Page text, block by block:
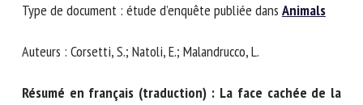
Type de document : étude d’enquête publiée dans Animals
Auteurs : Corsetti, S.; Natoli, E.; Malandrucco, L.
Résumé en français (traduction) : La face cachée de la